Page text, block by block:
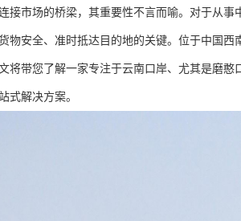
接市场的桥梁，其重要性不言而喻。对于从
物安全、准时抵达目的地的关键。位于中国
将带您了解一家专注于云南口岸、尤其是磨
式解决方案。